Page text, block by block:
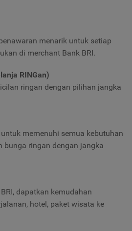
menarik untuk setiap
di merchant Bank BRI.
RINGan)
ringan dengan pilihan jangka
memenuhi semua kebutuhan
bunga ringan dengan jangka
dapatkan kemudahan
hotel, paket wisata ke